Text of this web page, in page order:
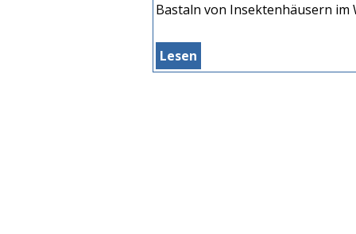
Bastaln von Insektenhäusern im
Lesen